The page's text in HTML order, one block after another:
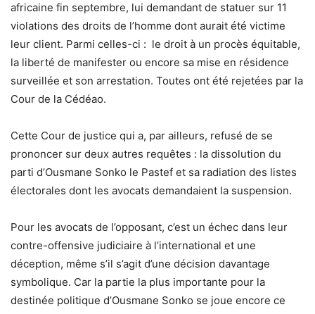
africaine fin septembre, lui demandant de statuer sur 11
violations des droits de l’homme dont aurait été victime
leur client. Parmi celles-ci : le droit à un procès équitable,
la liberté de manifester ou encore sa mise en résidence
surveillée et son arrestation. Toutes ont été rejetées par la
Cour de la Cédéao.
Cette Cour de justice qui a, par ailleurs, refusé de se
prononcer sur deux autres requêtes : la dissolution du
parti d’Ousmane Sonko le Pastef et sa radiation des listes
électorales dont les avocats demandaient la suspension.
Pour les avocats de l’opposant, c’est un échec dans leur
contre-offensive judiciaire à l’international et une
déception, même s’il s’agit d’une décision davantage
symbolique. Car la partie la plus importante pour la
destinée politique d’Ousmane Sonko se joue encore ce